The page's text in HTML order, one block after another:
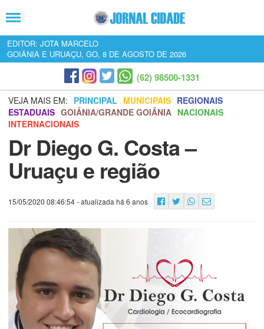
EDITOR: JOTA MARCELO
GOIÂNIA E URUAÇU, GO, 8 DE AGOSTO DE 2026
(62) 98500-1331
VEJA MAIS EM: PRINCIPAL MUNICIPAIS REGIONAIS
ESTADUAIS GOIÂNIA/GRANDE GOIÂNIA NACIONAIS
INTERNACIONAIS
Dr Diego G. Costa –
Uruaçu e região
15/05/2020 08:46:54- atualizada há 6 anos